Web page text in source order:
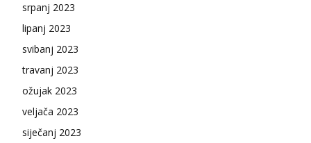
srpanj 2023
lipanj 2023
svibanj 2023
travanj 2023
ožujak 2023
veljača 2023
siječanj 2023